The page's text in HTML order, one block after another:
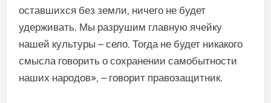
оставшихся без земли, ничего не будет
удерживать. Мы разрушим главную ячейку
нашей культуры – село. Тогда не будет никакого
смысла говорить о сохранении самобытности
наших народов», – говорит правозащитник.